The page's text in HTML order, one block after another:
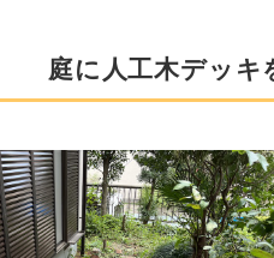
庭に人工木デッキ